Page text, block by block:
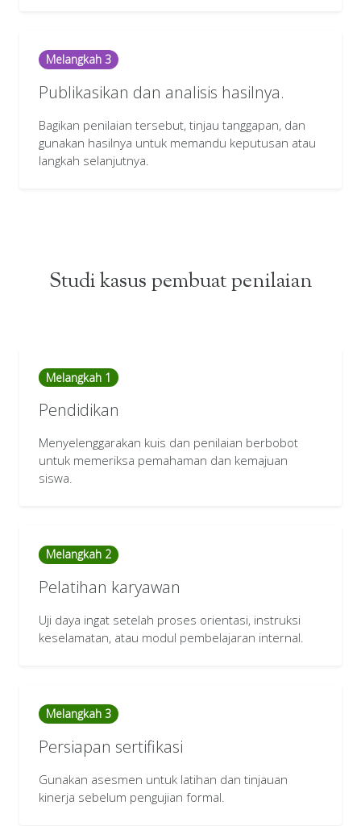
Melangkah 3
Publikasikan dan analisis hasilnya.
Bagikan penilaian tersebut, tinjau tanggapan, dan
gunakan hasilnya untuk memandu keputusan atau
langkah selanjutnya.
Studi kasus pembuat penilaian
Melangkah 1
Pendidikan
Menyelenggarakan kuis dan penilaian berbobot
untuk memeriksa pemahaman dan kemajuan
siswa.
Melangkah 2
Pelatihan karyawan
Uji daya ingat setelah proses orientasi, instruksi
keselamatan, atau modul pembelajaran internal.
Melangkah 3
Persiapan sertifikasi
Gunakan asesmen untuk latihan dan tinjauan
kinerja sebelum pengujian formal.